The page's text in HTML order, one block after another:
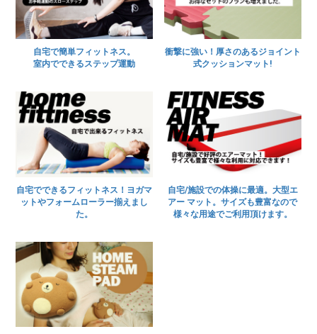
自宅で簡単フィットネス。
室内でできるステップ運動
衝撃に強い！厚さのあるジョイント
式クッションマット!
自宅でできるフィットネス！ヨガマ
ットやフォームローラー揃えまし
た。
自宅/施設での体操に最適。大型エ
アー マット。サイズも豊富なので
様々な用途でご利用頂けます。